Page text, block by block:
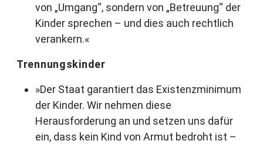
von „Umgang“, sondern von „Betreuung“ der
Kinder sprechen – und dies auch rechtlich
verankern.«
Trennungskinder
»Der Staat garantiert das Existenzminimum
der Kinder. Wir nehmen diese
Herausforderung an und setzen uns dafür
ein, dass kein Kind von Armut bedroht ist –